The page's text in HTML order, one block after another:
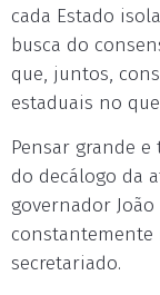
cada Estado
busca do
que, juntos,
estaduais no
Pensar grande
do decálogo da
governador
constantemente
secretariado.